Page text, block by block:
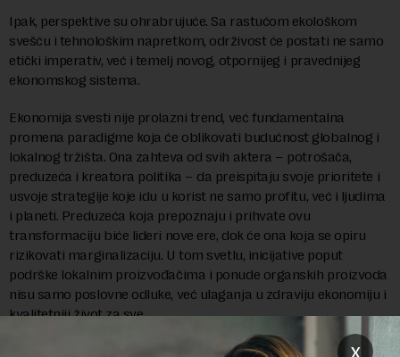
Ipak, perspektive su ohrabrujuće. Sa rastućom ekološkom
svešću i tehnološkim napretkom, održivost će postati ne samo
etički imperativ, već i temelj novog, otpornijeg i pravednijeg
ekonomskog sistema.
Ekonomija svesti nije prolazni trend, već fundamentalna
promena paradigme koja će oblikovati budućnost globalnog i
lokalnog tržišta. Ona zahteva od svih aktera – potrošača,
preduzeća i kreatora politika – da preispitaju svoje prioritete i
usvoje strategije koje idu u korist ne samo profitu, već i ljudima
i planeti. Preduzeća koja prepoznaju i prihvate ovu
transformaciju biće lideri nove ere, dok će ona koja se opiru
rizikovati marginalizaciju. U tom svetlu, inicijative poput
podrške lokalnim proizvođačima i ponude organskih proizvoda
nisu samo poslovne odluke, već ulaganja u zdraviju ekonomiju i
kvalitetniji život za sve.
x